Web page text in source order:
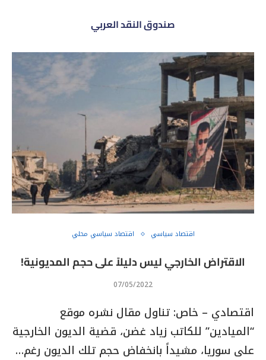
صندوق النقد العربي
اقتصاد سياسي اقتصاد سياسي محلي
الاقتراض الخارجي ليس دليلاً على حجم المديونية!
07/05/2022
اقتصادي – خاص: تناول مقال نشره موقع
“الميادين” للكاتب زياد غضن، قضية الديون الخارجية
على سوريا، مشيداً بانخفاض حجم تلك الديون رغم…